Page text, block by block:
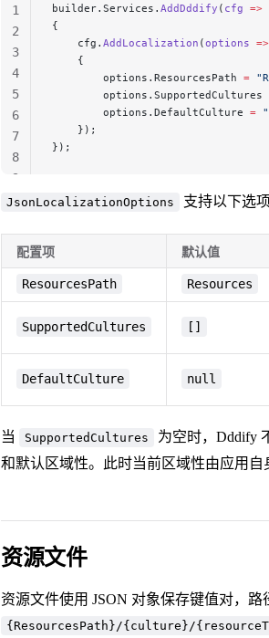
builder.Services. AddDddify ( cfg =>
{
    cfg.
AddLocalization (options =>
    {
        options.ResourcesPath
=
        options.SupportedCultures
        options.DefaultCulture
=
    });
});
1
2
3
4
5
6
7
8
9
JsonLocalizationOptions 支持以下选项
配置项 默认值
ResourcesPath Resources
SupportedCultures []
DefaultCulture null
当 SupportedCultures 为空时，Dddify
和默认区域性。此时当前区域性由应用自
资源文件
资源文件使用 JSON 对象保存键值对，路
{ResourcesPath}/{culture}/